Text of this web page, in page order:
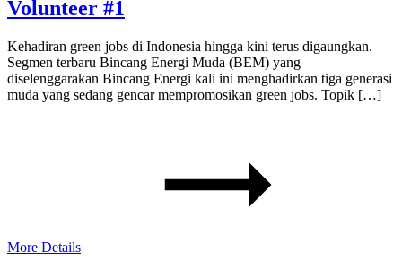
Volunteer #1
Kehadiran green jobs di Indonesia hingga kini terus digaungkan.
Segmen terbaru Bincang Energi Muda (BEM) yang
diselenggarakan Bincang Energi kali ini menghadirkan tiga generasi
muda yang sedang gencar mempromosikan green jobs. Topik […]
More Details